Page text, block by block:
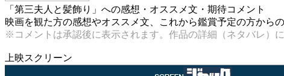
「第三夫人と髪飾り」への感想・オススメ文・期待コメント
映画を観た方の感想やオススメ文、これから鑑賞予定の方から
※コメントは承認後に表示されます。作品の詳細（ネタバレ）
上映スクリーン